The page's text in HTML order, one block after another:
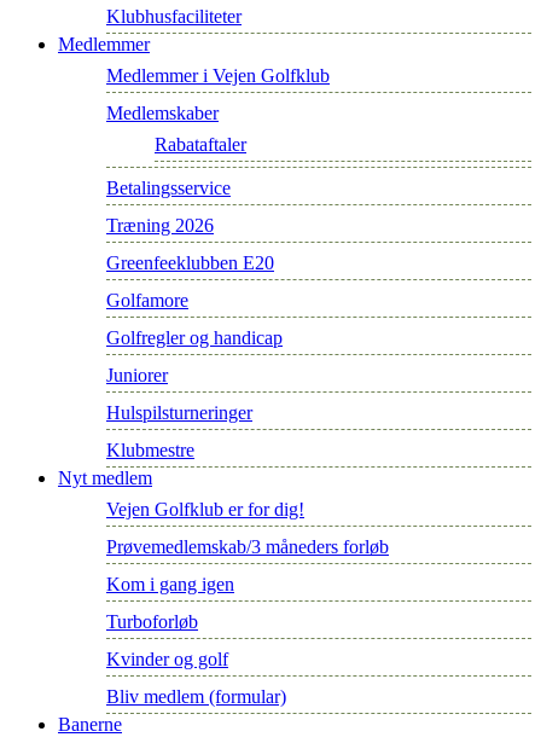
Klubhusfaciliteter
Medlemmer
Medlemmer i Vejen Golfklub
Medlemskaber
Rabataftaler
Betalingsservice
Træning 2026
Greenfeeklubben E20
Golfamore
Golfregler og handicap
Juniorer
Hulspilsturneringer
Klubmestre
Nyt medlem
Vejen Golfklub er for dig!
Prøvemedlemskab/3 måneders forløb
Kom i gang igen
Turboforløb
Kvinder og golf
Bliv medlem (formular)
Banerne